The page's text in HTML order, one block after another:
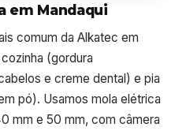
em Mandaqui
comum da Alkatec em
(gordura
e creme dental) e pia
pó). Usamos mola elétrica
mm e 50 mm, com câmera